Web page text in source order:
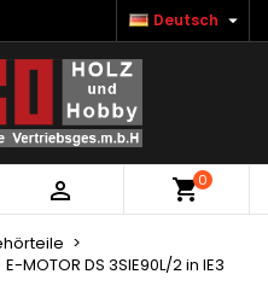
Deutsch 
 0
E-MOTOR DS 3SIE90L/2 in IE3
×
×
Wunschliste erstellen
×
um Artikel Ihrer
können.
Anmelden